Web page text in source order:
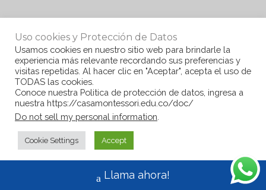
Uso cookies y Protección de Datos
Usamos cookies en nuestro sitio web para brindarle la
experiencia más relevante recordando sus preferencias y
visitas repetidas. Al hacer clic en "Aceptar", acepta el uso de
TODAS las cookies.
Conoce nuestra Politica de protección de datos, ingresa a
nuestra https://casamontessori.edu.co/doc/
Do not sell my personal information
Cookie Settings Accept
Llama ahora!